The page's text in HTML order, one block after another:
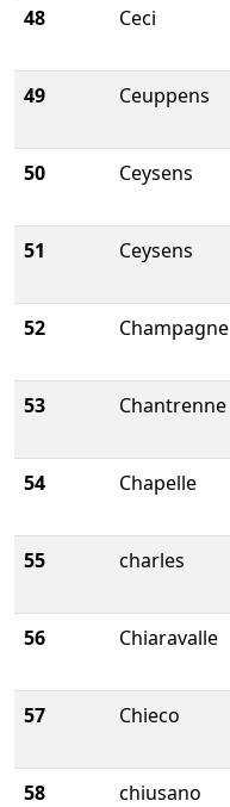
48 Ceci
49 Ceuppens
50 Ceysens
51 Ceysens
52 Champagne
53 Chantrenne
54 Chapelle
55 charles
56 Chiaravalle
57 Chieco
58 chiusano